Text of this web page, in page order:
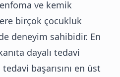
ve kemik
birçok çocukluk
deneyim sahibidir. En
dayalı tedavi
başarısını en üst